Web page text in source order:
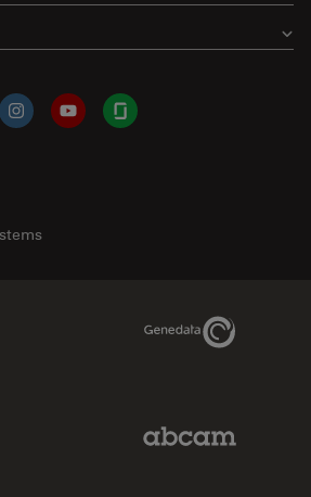
InstagramYouTubeGlassdoor
Genedata Link